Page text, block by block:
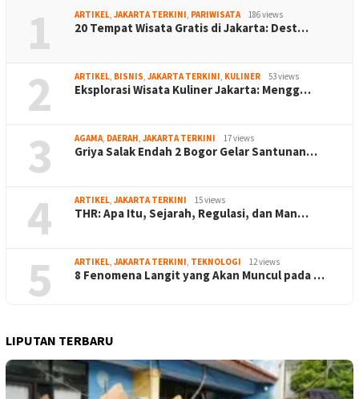
1 ARTIKEL, JAKARTA TERKINI, PARIWISATA 186 views
20 Tempat Wisata Gratis di Jakarta: Dest…
2 ARTIKEL, BISNIS, JAKARTA TERKINI, KULINER 53 views
Eksplorasi Wisata Kuliner Jakarta: Mengg…
3 AGAMA, DAERAH, JAKARTA TERKINI 17 views
Griya Salak Endah 2 Bogor Gelar Santunan…
4 ARTIKEL, JAKARTA TERKINI 15 views
THR: Apa Itu, Sejarah, Regulasi, dan Man…
5 ARTIKEL, JAKARTA TERKINI, TEKNOLOGI 12 views
8 Fenomena Langit yang Akan Muncul pada …
LIPUTAN TERBARU